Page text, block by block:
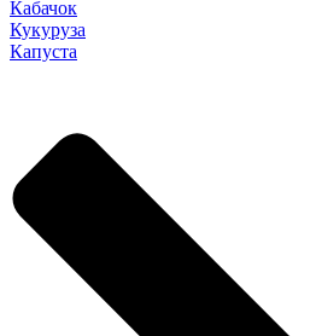
Кабачок
Кукуруза
Капуста